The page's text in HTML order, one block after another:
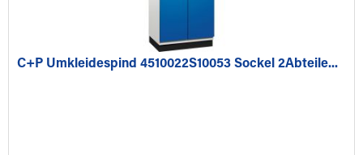
C+P Umkleidespind 4510022S10053 Sockel 2Abteile...